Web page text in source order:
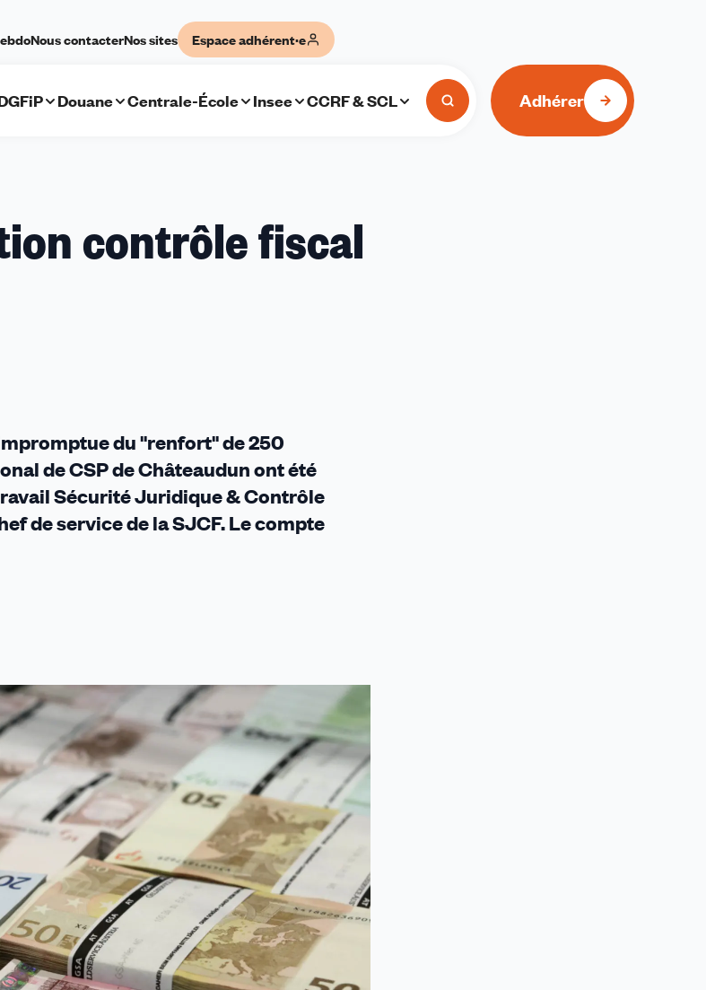
Nous contacterNos sites Espace adhérent·e
Douane Centrale-École Insee CCRF & SCL Adhérer
contrôle fiscal
du "renfort" de 250
de CSP de Châteaudun ont été
Sécurité Juridique & Contrôle
de service de la SJCF. Le compte